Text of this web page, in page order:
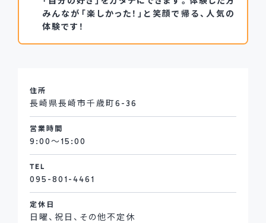
みんなが「楽しかった！」と笑顔で帰る、人気の
体験です！
住所
長崎県長崎市千歳町6-36
営業時間
9:00～15:00
TEL
095-801-4461
定休日
日曜、祝日、その他不定休